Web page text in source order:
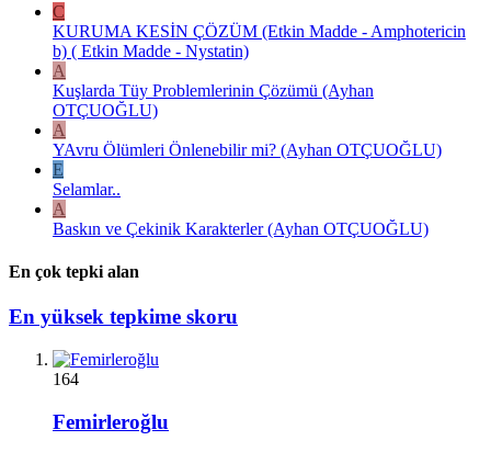
C
KURUMA KESİN ÇÖZÜM (Etkin Madde - Amphotericin
b) ( Etkin Madde - Nystatin)
A
Kuşlarda Tüy Problemlerinin Çözümü (Ayhan
OTÇUOĞLU)
A
YAvru Ölümleri Önlenebilir mi? (Ayhan OTÇUOĞLU)
E
Selamlar..
A
Baskın ve Çekinik Karakterler (Ayhan OTÇUOĞLU)
En çok tepki alan
En yüksek tepkime skoru
164
Femirleroğlu